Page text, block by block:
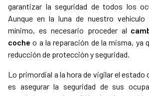
garantizar la seguridad de todos los
Aunque en la luna de nuestro vehículo
mínimo, es necesario proceder al
coche o a la reparación de la misma, ya
reducción de protección y seguridad.
Lo primordial a la hora de vigilar el estado
es asegurar la seguridad de sus